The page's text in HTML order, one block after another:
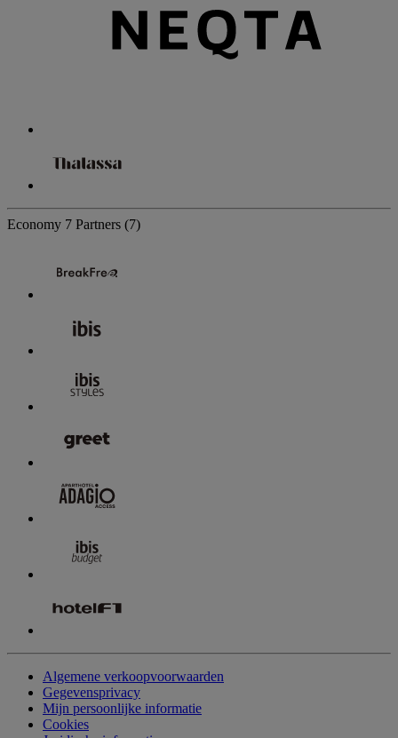
Economy 7 Partners (7)
Algemene verkoopvoorwaarden
Gegevensprivacy
Mijn persoonlijke informatie
Cookies